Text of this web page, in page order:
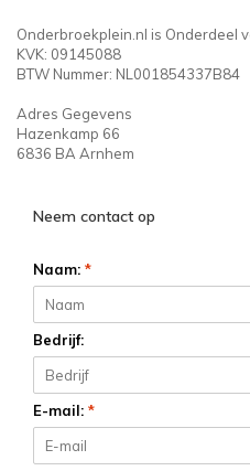
Onderbroekplein.nl is Onderdeel
KVK: 09145088
BTW Nummer: NL001854337B84
Adres Gegevens
Hazenkamp 66
6836 BA Arnhem
Neem contact op
Naam: *
Bedrijf:
E-mail: *